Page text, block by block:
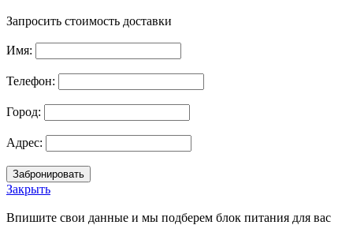
Запросить стоимость доставки
Имя:
Телефон:
Город:
Адрес:
Закрыть
Впишите свои данные и мы подберем блок питания для вас